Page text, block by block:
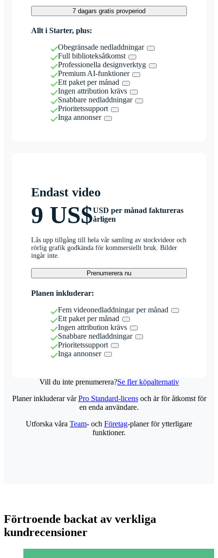
7 dagars gratis provperiod
Allt i Starter, plus:
Obegränsade nedladdningar
Full biblioteksåtkomst
Professionella designverktyg
Premium AI-funktioner
Ett paket per månad
Ingen attribution krävs
Snabbare nedladdningar
Prioritetssupport
Inga annonser
Endast video
9 US$USD per månad faktureras
årligen
Lås upp tillgång till hela vår samling av stockvideor och
rörlig grafik godkända för kommersiellt bruk. Bilder
ingår inte.
Prenumerera nu
Planen inkluderar:
Fem videonedladdningar per månad
Ett paket per månad
Ingen attribution krävs
Snabbare nedladdningar
Prioritetssupport
Inga annonser
Vill du inte prenumerera?Se fler köpalternativ
Planer inkluderar vårPro Standard-licensoch är för åtkomst för
en enda användare.
Utforska våra Team- och Företag-planer för ytterligare
funktioner.
Förtroende backat av verkliga
kundrecensioner